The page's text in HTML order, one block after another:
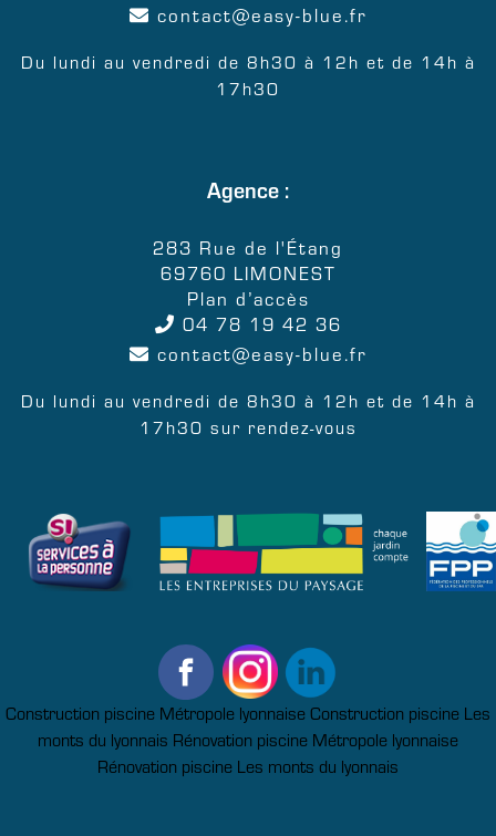
contact
easy-blue.fr
Du lundi au vendredi de 8h30 à 12h et de 14h à
17h30
Agence :
283 Rue de l'Étang
69760 LIMONEST
Plan d’accès
04 78 19 42 36
contact
easy-blue.fr
Du lundi au vendredi de 8h30 à 12h et de 14h à
17h30 sur rendez-vous
Construction piscine Métropole lyonnaiseConstruction piscine Les
monts du lyonnais Rénovation piscine Métropole lyonnaise
Rénovation piscine Les monts du lyonnais